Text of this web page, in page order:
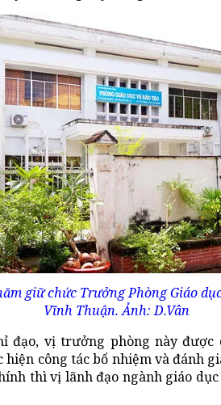
giữ chức Trưởng Phòng Giáo
Vĩnh Thuận. Ảnh: D.Vân
đạo, vị trưởng phòng này được
công tác bổ nhiệm và đánh
thì vị lãnh đạo ngành giáo